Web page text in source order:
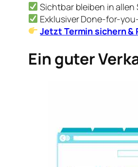
Sichtbar bleiben in allen
Exklusiver Done-for-
Jetzt Termin sichern &
Ein guter